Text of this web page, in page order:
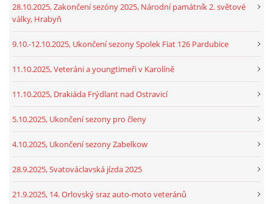
28.10.2025, Zakončení sezóny 2025, Národní památník 2. světové
války, Hrabyň
9.10.-12.10.2025, Ukončení sezony Spolek Fiat 126 Pardubice
11.10.2025, Veteráni a youngtimeři v Karolíně
11.10.2025, Drakiáda Frýdlant nad Ostravicí
5.10.2025, Ukončení sezony pro členy
4.10.2025, Ukončení sezony Zabelkow
28.9.2025, Svatováclavská jízda 2025
21.9.2025, 14. Orlovský sraz auto-moto veteránů